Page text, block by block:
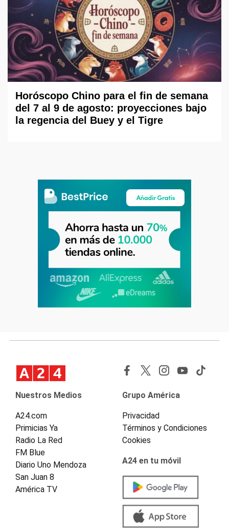
Horóscopo Chino para el fin de semana
del 7 al 9 de agosto: proyecciones bajo
la regencia del Buey y el Tigre
Nuestros Medios
A24.com
Primicias Ya
Radio La Red
FM Blue
Diario Uno Mendoza
San Juan 8
América TV
Grupo América
Privacidad
Términos y Condiciones
Cookies
A24 en tu móvil